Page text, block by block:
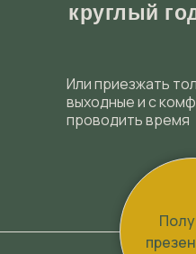
круглый
Или приезжать
выходные и с
проводить время